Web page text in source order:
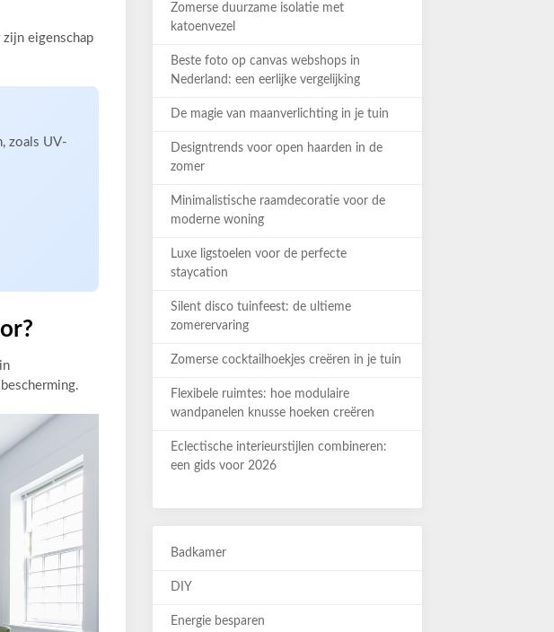
eigenschap
zoals UV-
Zomerse duurzame isolatie met
katoenvezel
Beste foto op canvas webshops in
Nederland: een eerlijke vergelijking
De magie van maanverlichting in je tuin
Designtrends voor open haarden in de
zomer
Minimalistische raamdecoratie voor de
moderne woning
Luxe ligstoelen voor de perfecte
staycation
Silent disco tuinfeest: de ultieme
zomerervaring
Zomerse cocktailhoekjes creëren in je tuin
Flexibele ruimtes: hoe modulaire
wandpanelen knusse hoeken creëren
Eclectische interieurstijlen combineren:
een gids voor 2026
Badkamer
DIY
Energie besparen